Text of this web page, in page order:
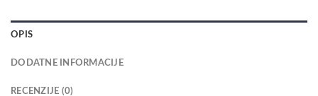
OPIS
DODATNE INFORMACIJE
RECENZIJE (0)